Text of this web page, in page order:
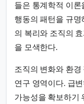
들은 통계학적 이
행동의 패턴을 규
의 복리와 조직의
을 모색한다.
조직의 변화와 환
연구 영역이다. 급
가능성을 확보하기